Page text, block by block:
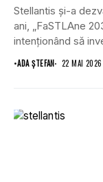
Stellantis și-a
ani, „FaSTLAne
intenționând să
•ADA ȘTEFAN 22 MAI 2026